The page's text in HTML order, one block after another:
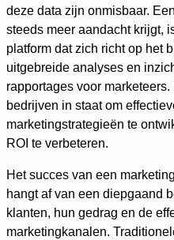
deze data zijn onmisbaar.
steeds meer aandacht krijgt,
platform dat zich richt op het
uitgebreide analyses en
rapportages voor marketeers.
bedrijven in staat om
marketingstrategieën te
ROI te verbeteren.
Het succes van een
hangt af van een diepgaand
klanten, hun gedrag en de
marketingkanalen.